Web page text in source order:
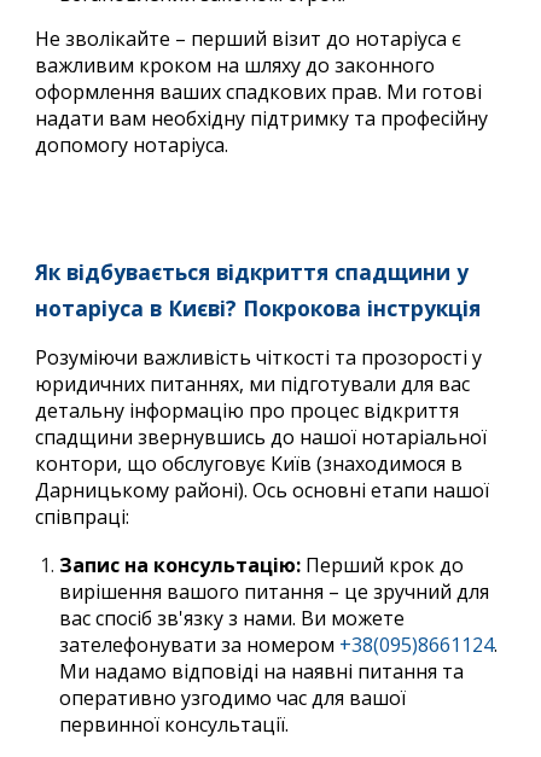
Не зволікайте – перший візит до нотаріуса є
важливим кроком на шляху до законного
оформлення ваших спадкових прав. Ми готові
надати вам необхідну підтримку та професійну
допомогу нотаріуса.
Як відбувається відкриття спадщини у
нотаріуса в Києві? Покрокова інструкція
Розуміючи важливість чіткості та прозорості у
юридичних питаннях, ми підготували для вас
детальну інформацію про процес відкриття
спадщини звернувшись до нашої нотаріальної
контори, що обслуговує Київ (знаходимося в
Дарницькому районі). Ось основні етапи нашої
співпраці:
Запис на консультацію: Перший крок до
вирішення вашого питання – це зручний для
вас спосіб зв'язку з нами. Ви можете
зателефонувати за номером +38(095)8661124.
Ми надамо відповіді на наявні питання та
оперативно узгодимо час для вашої
первинної консультації.